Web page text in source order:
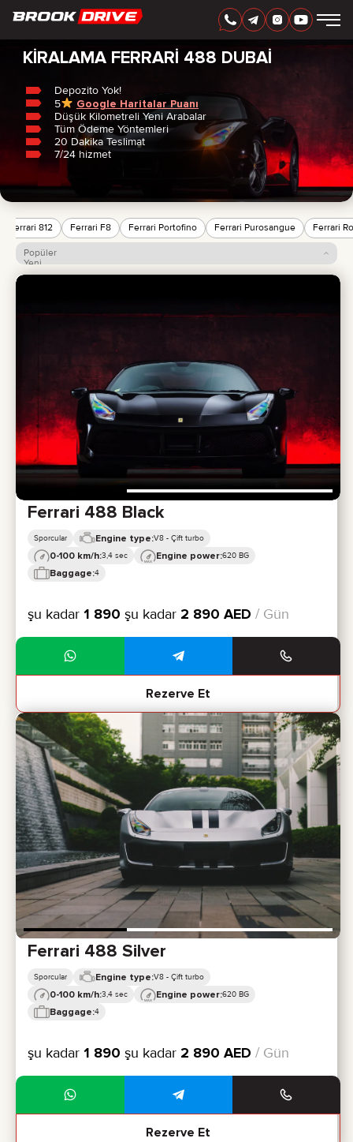
AED
MARKALAR
KIRALAMA SÜRESI
EN IYI TEKLIFLER
SSS
CERTIFICATES
YORUMLAR
İLETIŞIM
ORTAKLIK
KİRALA-SAHİP OL
+
Ev/Ferrari /488
KIRALAMA FERRARI 488 DUBAI
Depozito Yok!
5
Google Haritalar Puanı
Düşük Kilometreli Yeni Arabalar
Tüm Ödeme Yöntemleri
20 Dakika Teslimat
7/24 hizmet
Ferrari 812 Ferrari F8 Ferrari Portofino Ferrari Purosangue Ferrari
Popüler
Yeni
Fiyat: düşükten yükseğe
Ferrari 488 Black
Sporcular Engine type:V8 - Çift turbo
0-100 km/h:3,4 sec Engine power:620 BG
Baggage:4
şu kadar 1 890 şu kadar 2 890 AED / Gün
Rezerve Et
Ferrari 488 Silver
Sporcular Engine type:V8 - Çift turbo
0-100 km/h:3,4 sec Engine power:620 BG
Baggage:4
şu kadar 1 890 şu kadar 2 890 AED / Gün
Rezerve Et